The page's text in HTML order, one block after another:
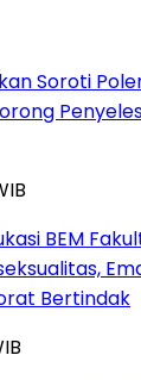
Soroti
BEM
Bertindak